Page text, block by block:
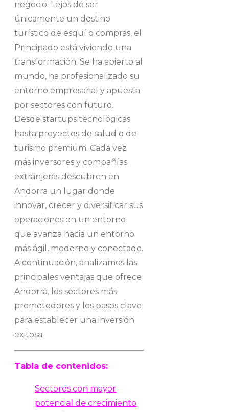
negocio. Lejos de ser
únicamente un destino
turístico de esquí o compras, el
Principado está viviendo una
transformación. Se ha abierto al
mundo, ha profesionalizado su
entorno empresarial y apuesta
por sectores con futuro.
Desde startups tecnológicas
hasta proyectos de salud o de
turismo premium. Cada vez
más inversores y compañías
extranjeras descubren en
Andorra un lugar donde
innovar, crecer y diversificar sus
operaciones en un entorno
que avanza hacia un entorno
más ágil, moderno y conectado.
A continuación, analizamos las
principales ventajas que ofrece
Andorra, los sectores más
prometedores y los pasos clave
para establecer una inversión
exitosa.
Tabla de contenidos:
Sectores con mayor
potencial de crecimiento